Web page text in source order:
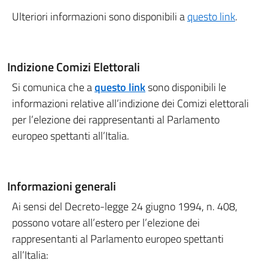
Ulteriori informazioni sono disponibili aquesto link.
Indizione Comizi Elettorali
Si comunica che aquesto linksono disponibili le
informazioni relative all’indizione dei Comizi elettorali
per l’elezione dei rappresentanti al Parlamento
europeo spettanti all’Italia.
Informazioni generali
Ai sensi del Decreto-legge 24 giugno 1994, n. 408,
possono votare all’estero per l’elezione dei
rappresentanti al Parlamento europeo spettanti
all’Italia: